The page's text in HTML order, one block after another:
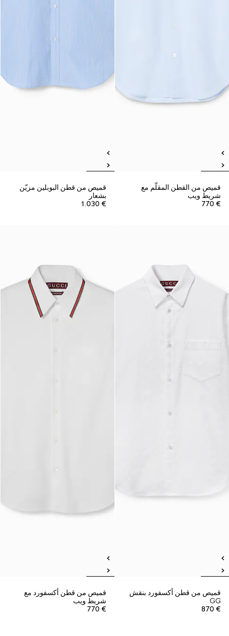
قميص من القطن المقلّم مع
شريط ويب
€ 770
قميص من قطن البوبلين مزيّن
بشعار
€ 1.030
قميص من قطن أكسفورد بنقش
GG
€ 870
قميص من قطن أكسفورد مع
شريط ويب
€ 770